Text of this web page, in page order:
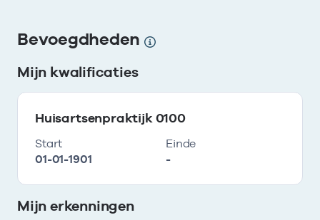
Bevoegdheden
Mijn kwalificaties
Huisartsenpraktijk 0100
Start
01-01-1901
Einde
-
Mijn erkenningen